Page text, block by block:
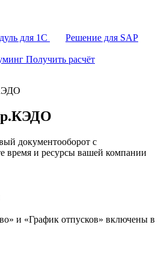
для 1С
Решение для SAP
Получить расчёт
документооборот с
время и ресурсы вашей компании
и «График отпусков» включены в